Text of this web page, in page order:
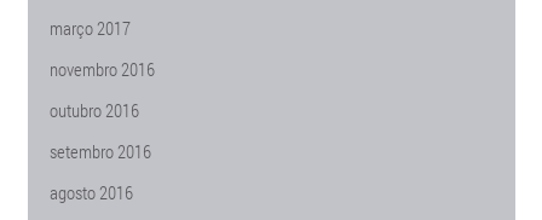
março 2017
novembro 2016
outubro 2016
setembro 2016
agosto 2016